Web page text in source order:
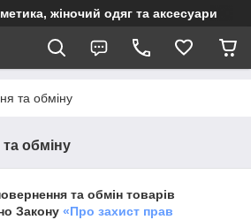
жіночий одяг та аксесуари
та обміну
обміну
та обмін товарів
Закону «Про захист прав